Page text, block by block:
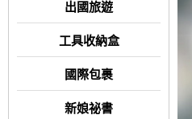
出國旅遊
工具收納盒
國際包裹
新娘祕書